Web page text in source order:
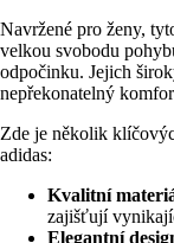
Navržené pro ženy,
velkou svobodu
odpočinku. Jejich
nepřekonatelný
Zde je několik
adidas:
Kvalitní
zajišťují
Elegantní